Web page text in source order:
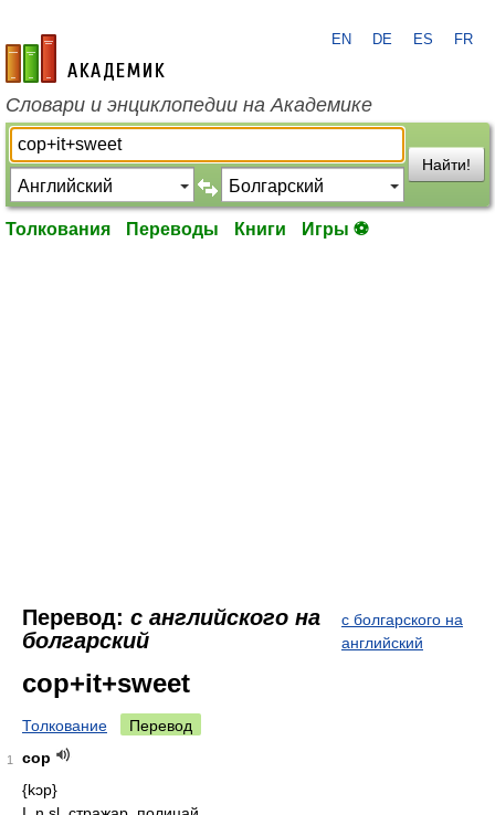
academic.ru
EN DE ES FR
Словари и энциклопедии на Академике
Найти!
Толкования Переводы Книги Игры ⚽
Перевод: с английского на
болгарский
с болгарского на
английский
cop+it+sweet
Толкование Перевод
1
cop
{kɔp}